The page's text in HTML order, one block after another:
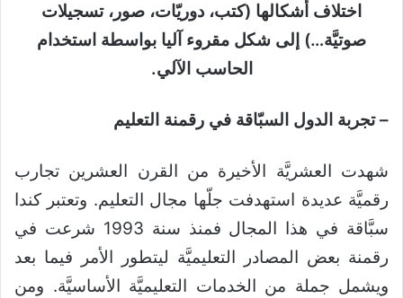
اختلاف أشكالها (كتب، دوريّات، صور، تسجيلات
صوتيَّة…) إلى شكل مقروء آليا بواسطة استخدام
الحاسب الآلي.
– تجربة الدول السبّاقة في رقمنة التعليم
شهدت العشريَّة الأخيرة من القرن العشرين تجارب
رقميَّة عديدة استهدفت جلّها مجال التعليم. وتعتبر كندا
سبَّاقة في هذا المجال فمنذ سنة 1993 شرعت في
رقمنة بعض المصادر التعليميَّة ليتطور الأمر فيما بعد
ويشمل جملة من الخدمات التعليميَّة الأساسيَّة. ومن